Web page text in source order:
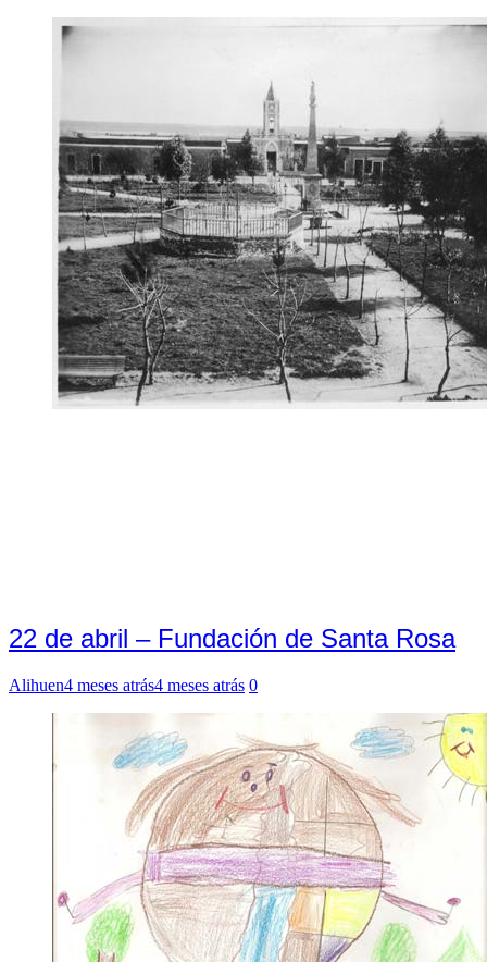
22 de abril – Fundación de Santa Rosa
Alihuen4 meses atrás4 meses atrás 0